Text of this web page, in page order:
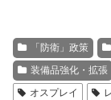
「防衛」政策
装備品強化・拡張
オスプレイ